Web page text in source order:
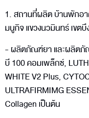
1. สถานที่ผลิต บ้านพักอ
มนูกิจ แขวงนวมินทร์ เขต
- ผลิตภัณฑ์ยา และผลิตภัณ
บี 100 คอมเพล็กซ์,
WHITE V2 Plus,
ULTRAFIRMIMG
Collagen เป็นต้น